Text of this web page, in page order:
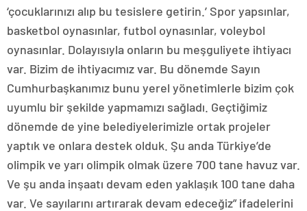
‘çocuklarınızı alıp bu tesislere getirin.’ Spor yapsınlar,
basketbol oynasınlar, futbol oynasınlar, voleybol
oynasınlar. Dolayısıyla onların bu meşguliyete ihtiyacı
var. Bizim de ihtiyacımız var. Bu dönemde Sayın
Cumhurbaşkanımız bunu yerel yönetimlerle bizim çok
uyumlu bir şekilde yapmamızı sağladı. Geçtiğimiz
dönemde de yine belediyelerimizle ortak projeler
yaptık ve onlara destek olduk. Şu anda Türkiye’de
olimpik ve yarı olimpik olmak üzere 700 tane havuz var.
Ve şu anda inşaatı devam eden yaklaşık 100 tane daha
var. Ve sayılarını artırarak devam edeceğiz” ifadelerini